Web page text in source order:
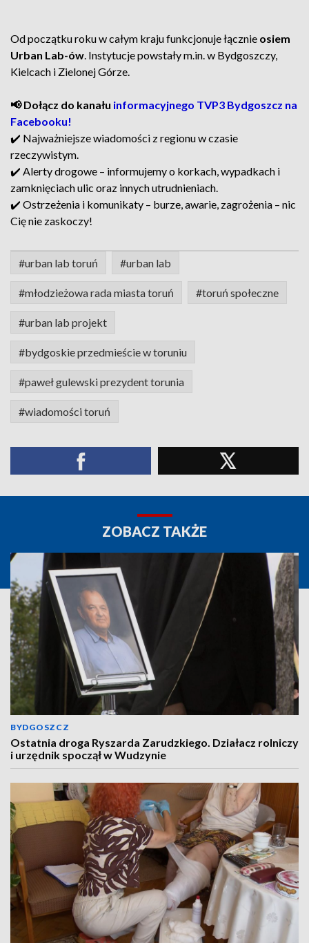
Od początku roku w całym kraju funkcjonuje łącznie osiem
Urban Lab-ów. Instytucje powstały m.in. w Bydgoszczy,
Kielcach i Zielonej Górze.
📢 Dołącz do kanału informacyjnego TVP3 Bydgoszcz na
Facebooku!
✔️ Najważniejsze wiadomości z regionu w czasie
rzeczywistym.
✔️ Alerty drogowe – informujemy o korkach, wypadkach i
zamknięciach ulic oraz innych utrudnieniach.
✔️ Ostrzeżenia i komunikaty – burze, awarie, zagrożenia – nic
Cię nie zaskoczy!
#urban lab toruń #urban lab
#młodzieżowa rada miasta toruń #toruń społeczne
#urban lab projekt
#bydgoskie przedmieście w toruniu
#paweł gulewski prezydent torunia
#wiadomości toruń
ZOBACZ TAKŻE
BYDGOSZCZ
Ostatnia droga Ryszarda Zarudzkiego. Działacz rolniczy
i urzędnik spoczął w Wudzynie